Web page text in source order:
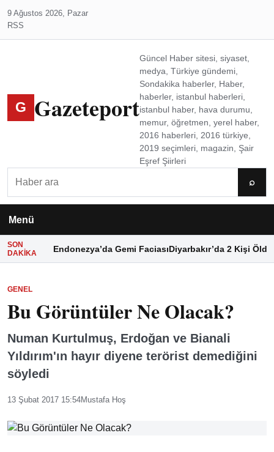
9 Ağustos 2026, Pazar
RSS
G Gazeteport
Güncel Haber sitesi, siyaset,
medya, Türkiye gündemi,
Sondakika haberler, Haber,
haberler, istanbul haberleri,
istanbul haber, hava durumu,
memur, öğretmen, yerel haber,
2016 haberleri, 2016 türkiye,
2019 seçimleri, magazin, Şair
Eşref Şiirleri
⌕
Menü
SON
DAKIKA
Endonezya’da Gemi FaciasıDiyarbakır’da 2 Kişi Öldü
GENEL
Bu Görüntüler Ne Olacak?
Numan Kurtulmuş, Erdoğan ve Bianali
Yıldırım'ın hayır diyene terörist demediğini
söyledi
13 Şubat 2017 15:54Mustafa Hoş